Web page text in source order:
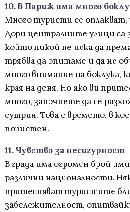
10. В Париж има много
Много туристи се оплакват,
Дори централните улици са
който никой не иска да
трябва да опитаме и да не
много внимание на боклука,
края на деня. Но ако ви
много, започнете да се
сутрин. Това е времето, в
почистен.
11. Чувство за несигурност
В града има огромен брой
различни националности.
притесняват туристите
забележителност,